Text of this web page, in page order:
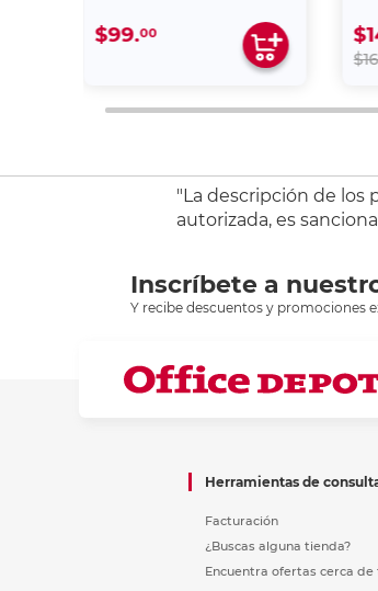
$99.00
"La descripción de los
autorizada, es
Inscríbete a
Y recibe descuentos y promociones
Herramientas de
Facturación
¿Buscas alguna tienda?
Encuentra ofertas cerca de